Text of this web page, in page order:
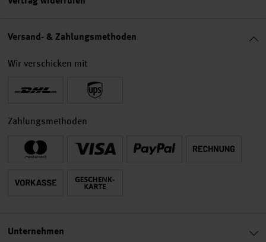
Versand- & Zahlungsmethoden
Wir verschicken mit
Zahlungsmethoden
Unternehmen